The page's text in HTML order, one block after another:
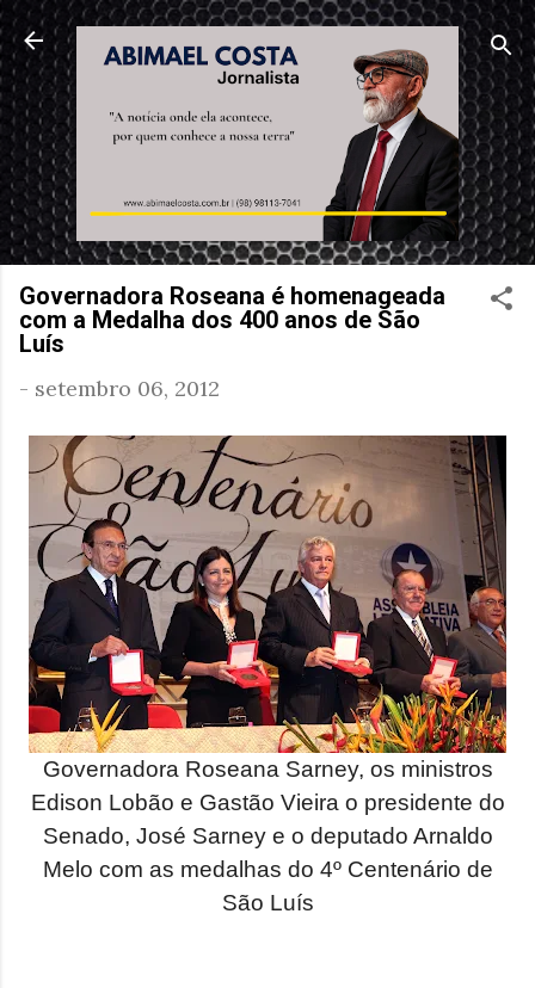
Pular para o conteúdo principal
Governadora Roseana é homenageada
com a Medalha dos 400 anos de São
Luís
- setembro 06, 2012
Governadora Roseana Sarney, os ministros
Edison Lobão e Gastão Vieira o presidente do
Senado, José Sarney e o deputado Arnaldo
Melo com as medalhas do 4º Centenário de
São Luís